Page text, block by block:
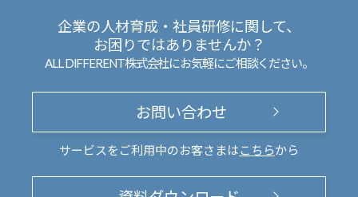
企業の人材育成・社員研修に関して、
お困りではありませんか？
ALL DIFFERENT株式会社にお気軽にご相談ください。
お問い合わせ
サービスをご利用中のお客さまは こちらから